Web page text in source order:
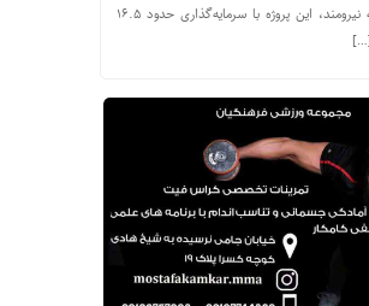
داد. به گفته نیرومند، این پروژه با سرمایه‌گذاری حدود ۱۶.۵